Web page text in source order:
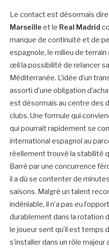
Le contact est désormais
Marseille et le Real Madrid
manque de continuité et de
espagnole, le milieu de terrain
œil la possibilité de relancer
Méditerranée. L’idée d’un
assorti d’une obligation
est désormais au centre des
clubs. Une formule qui
qui pourrait rapidement se
international espagnol au
réellement trouvé la stabilité
Barré par une concurrence
il a dû se contenter de
saisons. Malgré un talent
indéniable, il n’a pas eu
durablement dans la rotation
le joueur sent qu’il est temps
s’installer dans un rôle majeur